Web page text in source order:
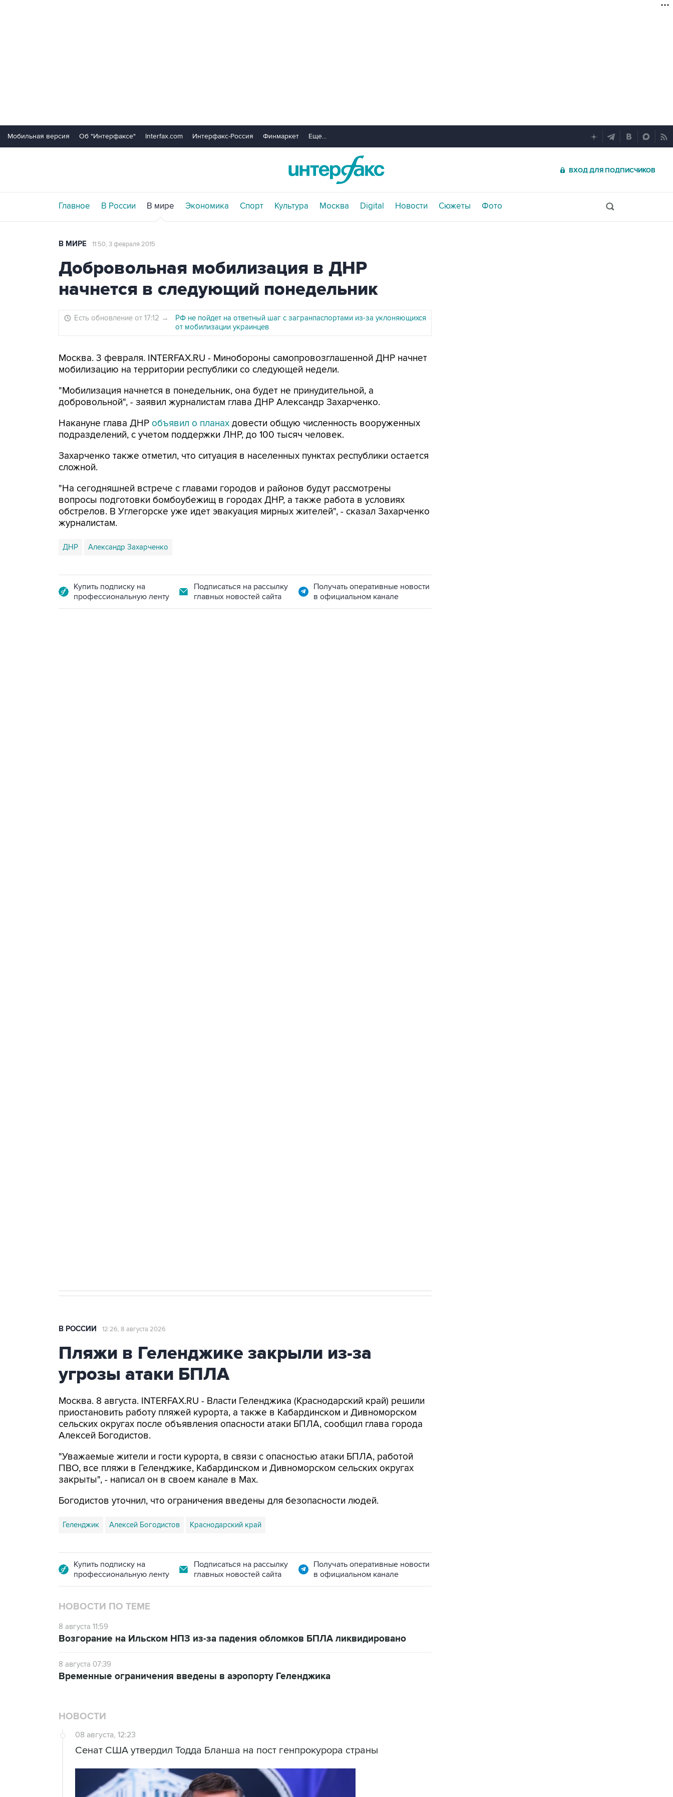
Мобильная версия Об "Интерфаксе" Interfax.com Интерфакс-Россия Финмаркет Еще...
ВХОД ДЛЯ ПОДПИСЧИКОВ
Главное В России В мире Экономика Спорт Культура Москва Digital Новости Сюжеты Фото
В МИРЕ 11:50, 3 февраля 2015
Добровольная мобилизация в ДНР
начнется в следующий понедельник
Есть обновление от 17:12 →
РФ не пойдет на ответный шаг с загранпаспортами из-за уклоняющихся
от мобилизации украинцев
Москва. 3 февраля. INTERFAX.RU - Минобороны самопровозглашенной ДНР начнет
мобилизацию на территории республики со следующей недели.
"Мобилизация начнется в понедельник, она будет не принудительной, а
добровольной", - заявил журналистам глава ДНР Александр Захарченко.
Накануне глава ДНР объявил о планах довести общую численность вооруженных
подразделений, с учетом поддержки ЛНР, до 100 тысяч человек.
Захарченко также отметил, что ситуация в населенных пунктах республики остается
сложной.
"На сегодняшней встрече с главами городов и районов будут рассмотрены
вопросы подготовки бомбоубежищ в городах ДНР, а также работа в условиях
обстрелов. В Углегорске уже идет эвакуация мирных жителей", - сказал Захарченко
журналистам.
ДНР Александр Захарченко
Купить подписку на
профессиональную ленту
Подписаться на рассылку
главных новостей сайта
Получать оперативные новости
в официальном канале
В РОССИИ 12:26, 8 августа 2026
Пляжи в Геленджике закрыли из-за
угрозы атаки БПЛА
Москва. 8 августа. INTERFAX.RU - Власти Геленджика (Краснодарский край) решили
приостановить работу пляжей курорта, а также в Кабардинском и Дивноморском
сельских округах после объявления опасности атаки БПЛА, сообщил глава города
Алексей Богодистов.
"Уважаемые жители и гости курорта, в связи с опасностью атаки БПЛА, работой
ПВО, все пляжи в Геленджике, Кабардинском и Дивноморском сельских округах
закрыты", - написал он в своем канале в Max.
Богодистов уточнил, что ограничения введены для безопасности людей.
Геленджик Алексей Богодистов Краснодарский край
Купить подписку на
профессиональную ленту
Подписаться на рассылку
главных новостей сайта
Получать оперативные новости
в официальном канале
НОВОСТИ ПО ТЕМЕ
8 августа 11:59
Возгорание на Ильском НПЗ из-за падения обломков БПЛА ликвидировано
8 августа 07:39
Временные ограничения введены в аэропорту Геленджика
НОВОСТИ
08 августа, 12:23
Сенат США утвердил Тодда Бланша на пост генпрокурора страны